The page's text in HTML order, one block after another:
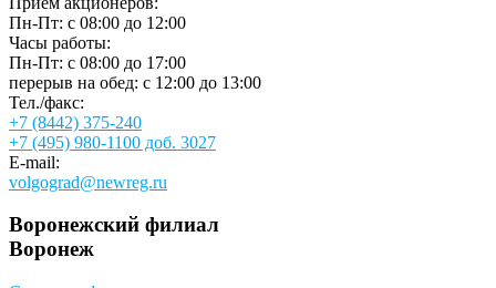
Пн-Пт: с 08:00 до 12:00
Часы работы:
Пн-Пт: c 08:00 до 17:00
перерыв на обед: с 12:00 до 13:00
Тел./факс:
+7 (8442) 375-240
+7 (495) 980-1100 доб. 3027
E-mail:
volgograd@newreg.ru
Воронежский филиал
Воронеж